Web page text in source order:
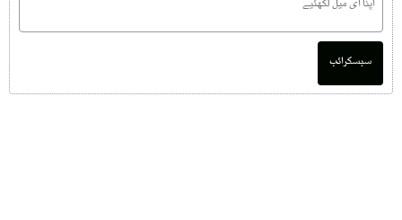
سبسکرائب